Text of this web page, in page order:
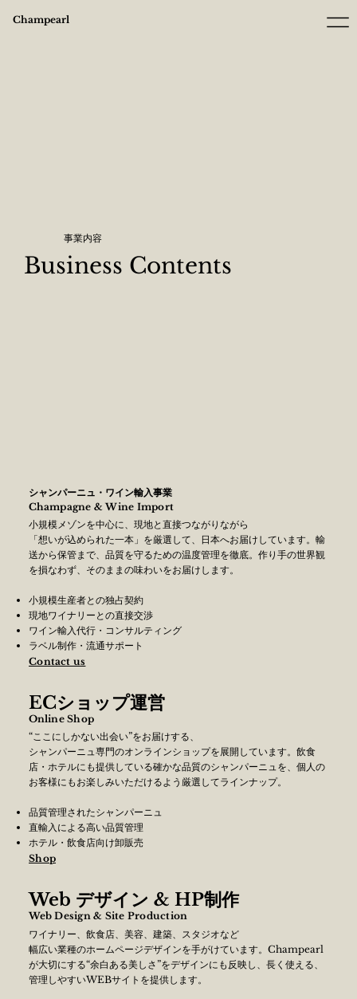
Champearl
事業内容
Business Contents
シャンパーニュ・ワイン輸入事業
Champagne & Wine Import
小規模メゾンを中心に、現地と直接つながりながら
「想いが込められた一本」を厳選して、日本へお届けしています。輸
送から保管まで、品質を守るための温度管理を徹底。作り手の世界観
を損なわず、そのままの味わいをお届けします。
小規模生産者との独占契約
現地ワイナリーとの直接交渉​
ワイン輸入代行・コンサルティング
ラベル制作・流通サポート
Contact​ us
ECショップ運営
Online Shop
“ここにしかない出会い”をお届けする、
シャンパーニュ専門のオンラインショップを展開しています。飲食
店・ホテルにも提供している確かな品質のシャンパーニュを、個人の
お客様にもお楽しみいただけるよう厳選してラインナップ。
​品質管理されたシャンパーニュ
直輸入による高い品質管理
ホテル・飲食店向け卸販売
Shop
Web デザイン & HP制作
Web Design & Site Production
ワイナリー、飲食店、美容、建築、スタジオなど
幅広い業種のホームページデザインを手がけています。Champearl
が大切にする“余白ある美しさ”をデザインにも反映し、長く使える、
管理しやすいWEBサイトを提供します。